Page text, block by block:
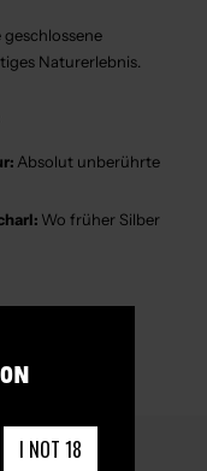
Naturerlebnis.
Absolut unberührte
Wo früher Silber
I NOT 18